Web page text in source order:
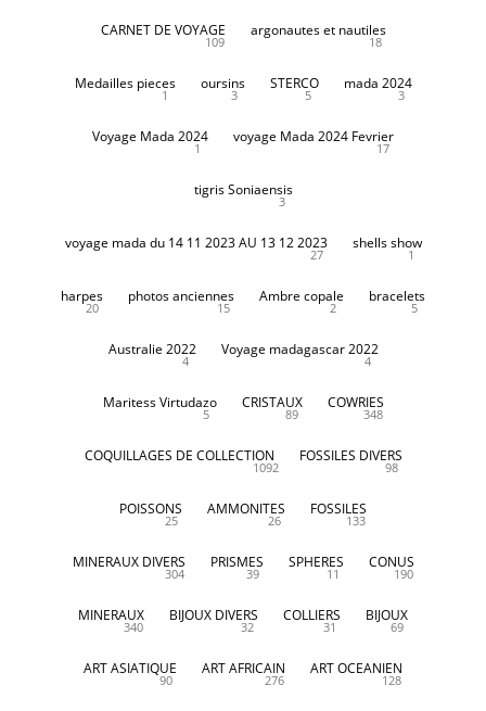
CARNET DE VOYAGE
109
argonautes et nautiles
18
Medailles pieces
1
oursins
3
STERCO
5
mada 2024
3
Voyage Mada 2024
1
voyage Mada 2024 Fevrier
17
tigris Soniaensis
3
voyage mada du 14 11 2023 AU 13 12 2023
27
shells show
1
harpes
20
photos anciennes
15
Ambre copale
2
bracelets
5
Australie 2022
4
Voyage madagascar 2022
4
Maritess Virtudazo
5
CRISTAUX
89
COWRIES
348
COQUILLAGES DE COLLECTION
1092
FOSSILES DIVERS
98
POISSONS
25
AMMONITES
26
FOSSILES
133
MINERAUX DIVERS
304
PRISMES
39
SPHERES
11
CONUS
190
MINERAUX
340
BIJOUX DIVERS
32
COLLIERS
31
BIJOUX
69
ART ASIATIQUE
90
ART AFRICAIN
276
ART OCEANIEN
128